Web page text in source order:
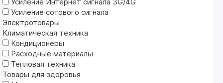
Усиление сотового сигнала
Электротовары
Климатическая техника
Кондиционеры
Расходные материалы
Тепловая техника
Товары для здоровья